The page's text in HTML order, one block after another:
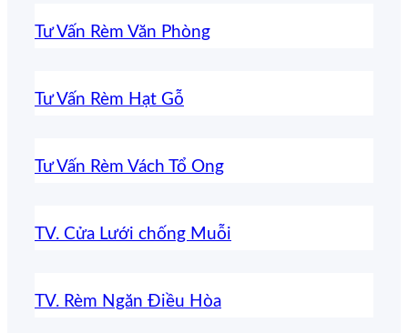
Tư Vấn Rèm Văn Phòng
Tư Vấn Rèm Hạt Gỗ
Tư Vấn Rèm Vách Tổ Ong
TV. Cửa Lưới chống Muỗi
TV. Rèm Ngăn Điều Hòa